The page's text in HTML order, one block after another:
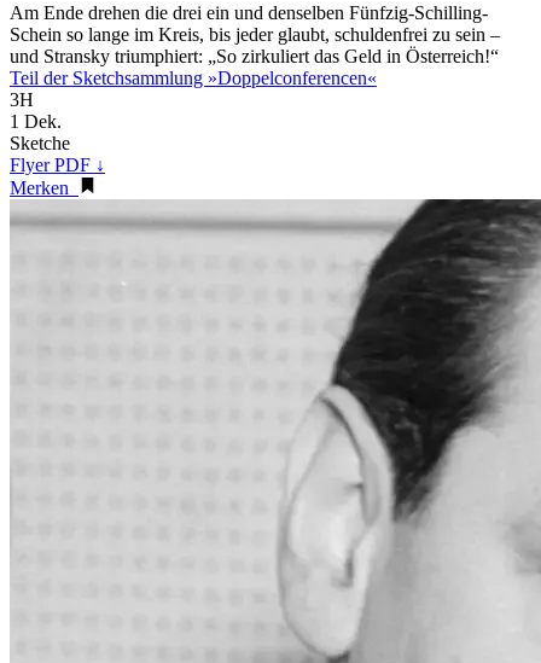
Am Ende drehen die drei ein und denselben Fünfzig-Schilling-
Schein so lange im Kreis, bis jeder glaubt, schuldenfrei zu sein –
und Stransky triumphiert: „So zirkuliert das Geld in Österreich!“
Teil der Sketchsammlung »Doppelconferencen«
3H
1 Dek.
Sketche
Flyer PDF ↓
Merken